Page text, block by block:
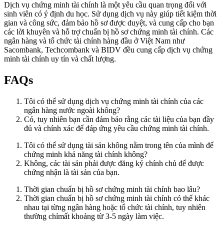
Dịch vụ chứng minh tài chính là một yêu cầu quan trọng đối với
sinh viên có ý định du học. Sử dụng dịch vụ này giúp tiết kiệm thời
gian và công sức, đảm bảo hồ sơ được duyệt, và cung cấp cho bạn
các lời khuyên và hỗ trợ chuẩn bị hồ sơ chứng minh tài chính. Các
ngân hàng và tổ chức tài chính hàng đầu ở Việt Nam như
Sacombank, Techcombank và BIDV đều cung cấp dịch vụ chứng
minh tài chính uy tín và chất lượng.
FAQs
Tôi có thể sử dụng dịch vụ chứng minh tài chính của các
ngân hàng nước ngoài không?
Có, tuy nhiên bạn cần đảm bảo rằng các tài liệu của bạn đầy
đủ và chính xác để đáp ứng yêu cầu chứng minh tài chính.
Tôi có thể sử dụng tài sản không nằm trong tên của mình để
chứng minh khả năng tài chính không?
Không, các tài sản phải được đăng ký chính chủ để được
chứng nhận là tài sản của bạn.
Thời gian chuẩn bị hồ sơ chứng minh tài chính bao lâu?
Thời gian chuẩn bị hồ sơ chứng minh tài chính có thể khác
nhau tại từng ngân hàng hoặc tổ chức tài chính, tuy nhiên
thường chỉmất khoảng từ 3-5 ngày làm việc.